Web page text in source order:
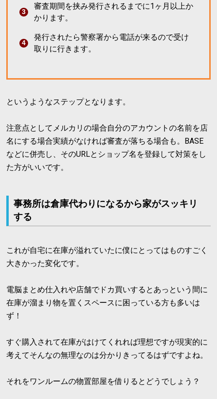
審査期間を挟み発行されるまでに1ヶ月以上か
かります。
発行されたら警察署から電話が来るので受け
取りに行きます。
というようなステップとなります。
注意点としてメルカリの場合自分のアカウントの名前を店
名にする場合実績がなければ審査が落ちる場合も。BASE
などに併売し、そのURLとショップ名を登録して対策をし
た方がいいです。
事務所は倉庫代わりになるから家がスッキリ
する
これが自宅に在庫が溢れていたに僕にとってはものすごく
大きかった変化です。
電脳まとめ仕入れや店舗でドカ買いするとあっという間に
在庫が溜まり物を置くスペースに困っている方も多いは
ず！
すぐ購入されて在庫がはけてくれれば理想ですが現実的に
考えてそんなの無理なのは分かりきってるはずですよね。
それをワンルームの物置部屋を借りるとどうでしょう？